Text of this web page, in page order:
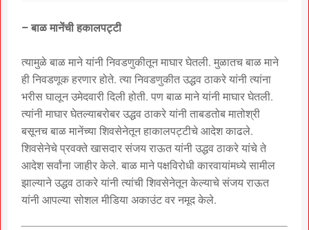
– बाळ मानेंची हकालपट्टी
त्यामुळे बाळ माने यांनी निवडणुकीतून माघार घेतली. मुळातच बाळ माने
ही निवडणूक हरणार होते. त्या निवडणुकीत उद्धव ठाकरे यांनी त्यांना
भरीस घालून उमेदवारी दिली होती. पण बाळ माने यांनी माघार घेतली.
त्यांनी माघार घेतल्याबरोबर उद्धव ठाकरे यांनी ताबडतोब मातोश्री
बसूनच बाळ मानेंच्या शिवसेनेतून हाकालपट्टीचे आदेश काढले.
शिवसेनेचे प्रवक्ते खासदार संजय राऊत यांनी उद्धव ठाकरे यांचे ते
आदेश सर्वांना जाहीर केले. बाळ माने पक्षविरोधी कारवायांमध्ये सामील
झाल्याने उद्धव ठाकरे यांनी त्यांची शिवसेनेतून केल्याचे संजय राऊत
यांनी आपल्या सोशल मीडिया अकाउंट वर नमूद केले.